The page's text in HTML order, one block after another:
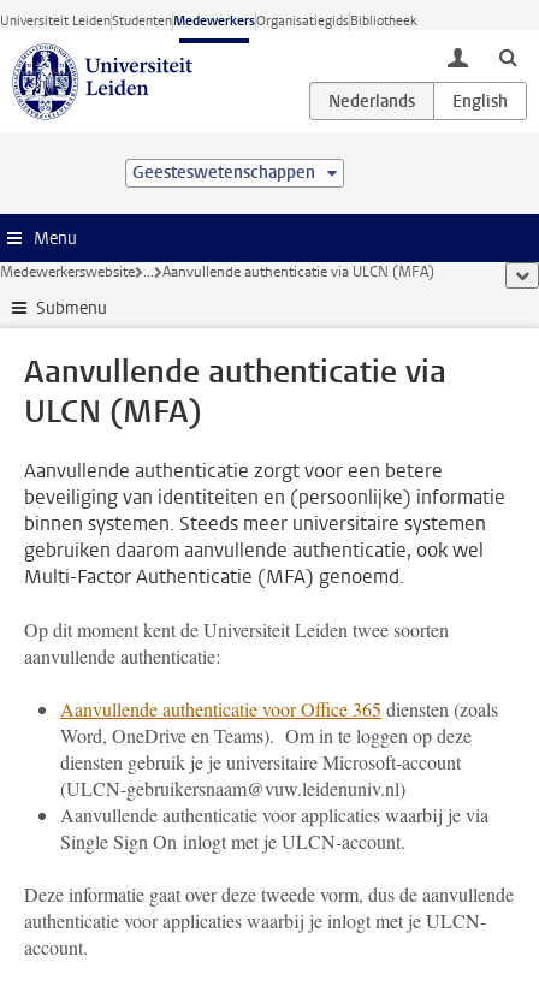
Ga direct naar de inhoud
Universiteit LeidenStudentenMedewerkersOrganisatiegidsBibliotheek
toggle
Geesteswetenschappen
Menu
Medewerkerswebsite ... Aanvullende authenticatie via ULCN (MFA)
Submenu
Aanvullende authenticatie via
ULCN (MFA)
Aanvullende authenticatie zorgt voor een betere
beveiliging van identiteiten en (persoonlijke) informatie
binnen systemen. Steeds meer universitaire systemen
gebruiken daarom aanvullende authenticatie, ook wel
Multi-Factor Authenticatie (MFA) genoemd.
Op dit moment kent de Universiteit Leiden twee soorten
aanvullende authenticatie:
Aanvullende authenticatie voor Office 365 diensten (zoals
Word, OneDrive en Teams). Om in te loggen op deze
diensten gebruik je je universitaire Microsoft-account
(ULCN-gebruikersnaam@vuw.leidenuniv.nl)
Aanvullende authenticatie voor applicaties waarbij je via
Single Sign On inlogt met je ULCN-account.
Deze informatie gaat over deze tweede vorm, dus de aanvullende
authenticatie voor applicaties waarbij je inlogt met je ULCN-
account.